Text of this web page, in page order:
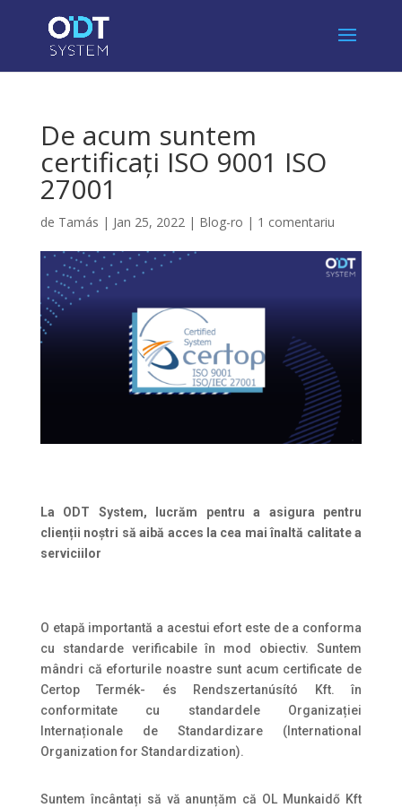
De acum suntem
certificați ISO 9001 ISO
27001
de Tamás | Jan 25, 2022| Blog-ro | 1 comentariu
La ODT System, lucrăm pentru a asigura pentru
clienții noștri să aibă acces la cea mai înaltă calitate a
serviciilor
O etapă importantă a acestui efort este de a conforma
cu standarde verificabile în mod obiectiv. Suntem
mândri că eforturile noastre sunt acum certificate de
Certop Termék- és Rendszertanúsító Kft. în
conformitate cu standardele Organizației
Internaționale de Standardizare (International
Organization for Standardization).
Suntem încântați să vă anunțăm că OL Munkaidő Kft